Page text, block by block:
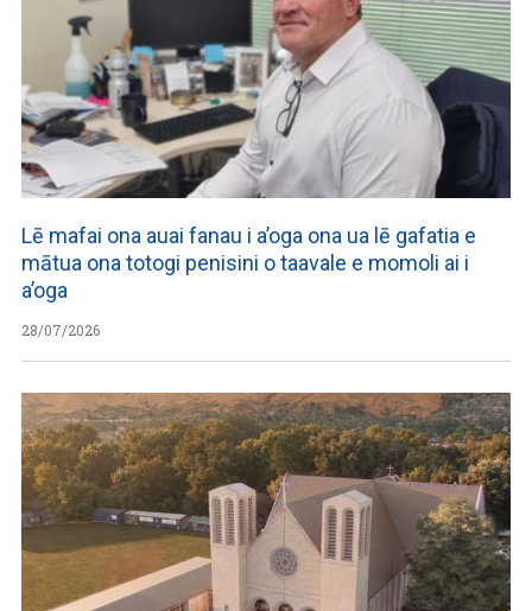
Lē mafai ona auai fanau i a’oga ona ua lē gafatia e
mātua ona totogi penisini o taavale e momoli ai i
a’oga
28/07/2026